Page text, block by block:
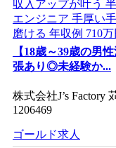
【18歳～39歳の男
張あり◎未経験か...
株式会社J’s
1206469
ゴールド求人